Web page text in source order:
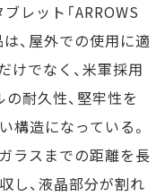
レット「ARROWS
、屋外での使用に適
けでなく、米軍採用
耐久性、堅牢性を
構造になっている。
ラスまでの距離を長
し、液晶部分が割れ